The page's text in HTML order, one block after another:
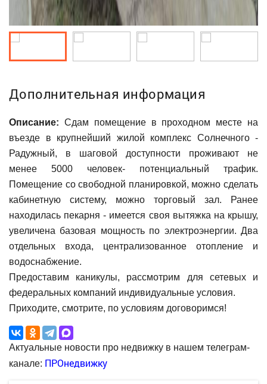
Дополнительная информация
Описание: Сдам помещение в проходном месте на
въезде в крупнейший жилой комплекс Солнечного -
Радужный, в шаговой доступности проживают не
менее 5000 человек- потенциальный трафик.
Помещение со свободной планировкой, можно сделать
кабинетную систему, можно торговый зал. Ранее
находилась пекарня - имеется своя вытяжка на крышу,
увеличена базовая мощность по электроэнергии. Два
отдельных входа, централизованное отопление и
водоснабжение.
Предоставим каникулы, рассмотрим для сетевых и
федеральных компаний индивидуальные условия.
Приходите, смотрите, по условиям договоримся!
Актуальные новости про недвижку в нашем телеграм-
канале: ПРОнедвижку